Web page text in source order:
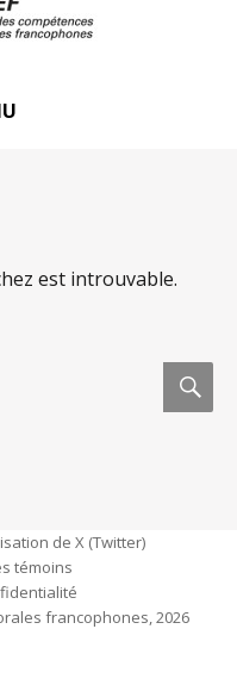
est introuvable.
de X (Twitter)
témoins
francophones, 2026